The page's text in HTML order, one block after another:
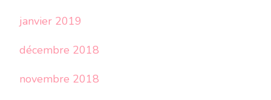
janvier 2019
décembre 2018
novembre 2018